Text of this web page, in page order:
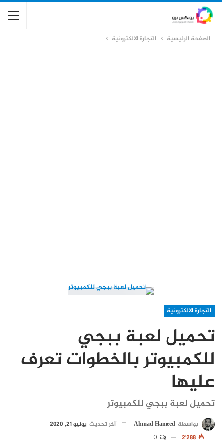
الصفحة الرئيسية التجارة الالكترونية
التجارة الالكترونية
تحميل لعبة ببجي
للكمبيوتر بالخطوات تعرف
عليها
تحميل لعبة ببجي للكمبيوتر
بواسطة Ahmad Hameed آخر تحديث يونيو 21, 2020